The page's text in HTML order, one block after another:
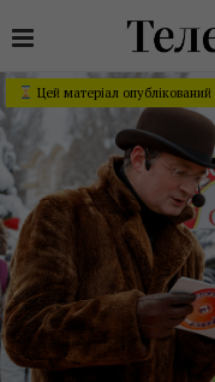
Цей матеріал опублікований